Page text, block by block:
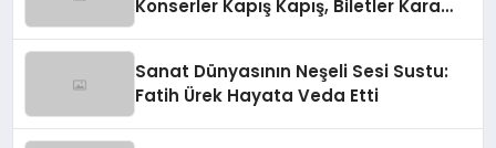
Konserler Kapış Kapış, Biletler Kara
Sanat Dünyasının Neşeli Sesi Sustu:
Fatih Ürek Hayata Veda Etti